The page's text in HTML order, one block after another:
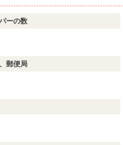
ーの数
郵便局